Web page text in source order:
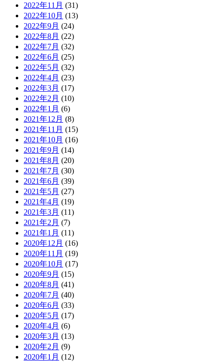
2022年11月 (31)
2022年10月 (13)
2022年9月 (24)
2022年8月 (22)
2022年7月 (32)
2022年6月 (25)
2022年5月 (32)
2022年4月 (23)
2022年3月 (17)
2022年2月 (10)
2022年1月 (6)
2021年12月 (8)
2021年11月 (15)
2021年10月 (16)
2021年9月 (14)
2021年8月 (20)
2021年7月 (30)
2021年6月 (39)
2021年5月 (27)
2021年4月 (19)
2021年3月 (11)
2021年2月 (7)
2021年1月 (11)
2020年12月 (16)
2020年11月 (19)
2020年10月 (17)
2020年9月 (15)
2020年8月 (41)
2020年7月 (40)
2020年6月 (33)
2020年5月 (17)
2020年4月 (6)
2020年3月 (13)
2020年2月 (9)
2020年1月 (12)